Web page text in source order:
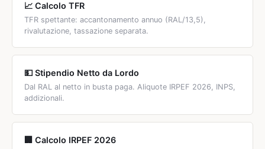
📈 Calcolo TFR
TFR spettante: accantonamento annuo (RAL/13,5),
rivalutazione, tassazione separata.
💵 Stipendio Netto da Lordo
Dal RAL al netto in busta paga. Aliquote IRPEF 2026, INPS,
addizionali.
🏢 Calcolo IRPEF 2026